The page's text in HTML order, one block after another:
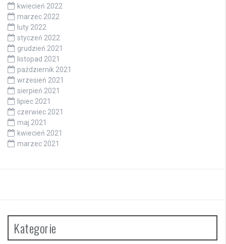
kwiecień 2022
marzec 2022
luty 2022
styczeń 2022
grudzień 2021
listopad 2021
październik 2021
wrzesień 2021
sierpień 2021
lipiec 2021
czerwiec 2021
maj 2021
kwiecień 2021
marzec 2021
Kategorie